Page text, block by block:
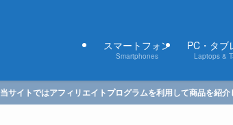
スマートフォン
Smartphones
PC・タブ
Laptops &
当サイトではアフィリエイトプログラムを利用して商品を紹